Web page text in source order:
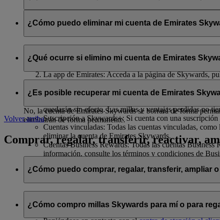
Se compartirán con flydubai su nombre y su dirección de
política de privacidad de flydubai.
¿Cómo puedo eliminar mi cuenta de Emirates
Puede eliminar su cuenta de Emirates Skywards o cancelar
La app de Emirates: Acceda a la página de Skywards,
¿Qué ocurre si elimino mi cuenta de Emirates
Si decide eliminar su cuenta de Emirates Skywards o
Millas Skywards y recompensas no utilizadas: Todas
quedarán sin efecto. Las millas y ventajas perdidas no
Suscripción a Skywards+: Si cuenta con una
Cuentas vinculadas: Todas las cuentas vinculadas,
eliminar la cuenta de Emirates Skywards.
Cuentas Business Rewards: Todas las cuentas
información, consulte los términos y condiciones de
¿Es posible recuperar mi cuenta de Emirates
No, la cuenta de Emirates Skywards se borrará de forma
eliminarán de forma permanente.
Volver arriba
Comprar, regalar, transferir, reactivar,
¿Cómo puedo comprar, regalar, transferir, ampliar
Si desea comprar, regalar y transferir millas Skywards, puede
¿Cómo compro millas Skywards para mí o para